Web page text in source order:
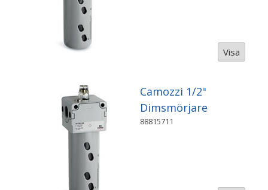
Visa
Camozzi 1/2"
Dimsmörjare
88815711